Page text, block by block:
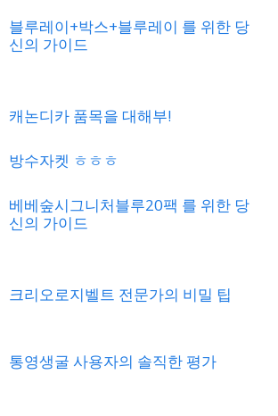
블루레이+박스+블루레이 를 위한 당
신의 가이드
캐논디카 품목을 대해부!
방수자켓 ㅎㅎㅎ
베베숲시그니처블루20팩 를 위한 당
신의 가이드
크리오로지벨트 전문가의 비밀 팁
통영생굴 사용자의 솔직한 평가